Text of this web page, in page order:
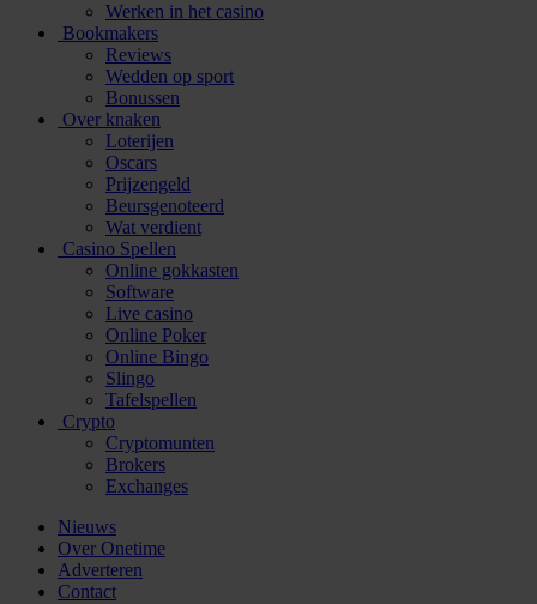
Werken in het casino
Bookmakers
Reviews
Wedden op sport
Bonussen
Over knaken
Loterijen
Oscars
Prijzengeld
Beursgenoteerd
Wat verdient
Casino Spellen
Online gokkasten
Software
Live casino
Online Poker
Online Bingo
Slingo
Tafelspellen
Crypto
Cryptomunten
Brokers
Exchanges
Nieuws
Over Onetime
Adverteren
Contact